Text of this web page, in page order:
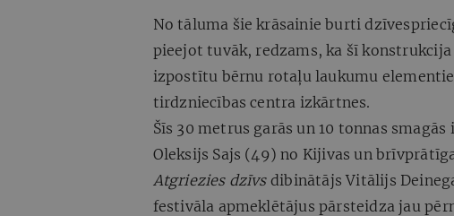
No tāluma šie krāsainie burti
pieejot tuvāk, redzams, ka šī
izpostītu bērnu rotaļu laukumu
tirdzniecības centra izkārtnes.
Šīs 30 metrus garās un 10 tonnas
Oleksijs Sajs (49) no Kijivas un
Atgriezies dzīvs dibinātājs Vitālijs
festivāla apmeklētājus pārsteidza jau